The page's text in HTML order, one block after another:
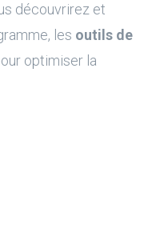
découvrirez et
les outils de
optimiser la